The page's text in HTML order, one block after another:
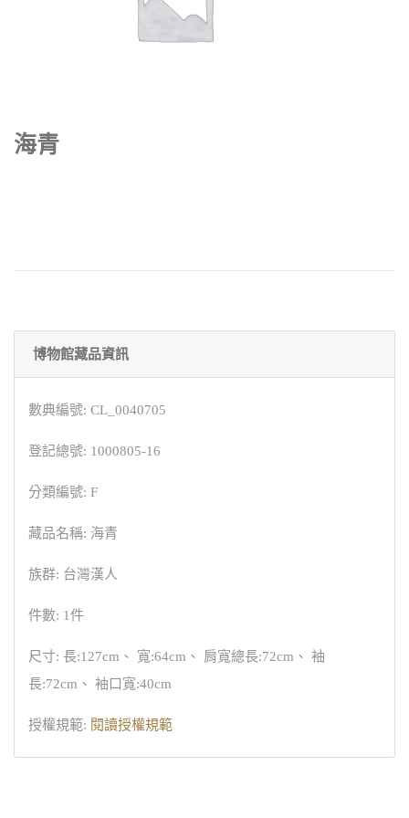
海青
博物館藏品資訊
數典編號: CL_0040705
登記總號: 1000805-16
分類編號: F
藏品名稱: 海青
族群: 台灣漢人
件數: 1件
尺寸: 長:127cm、 寬:64cm、 肩寬總長:72cm、 袖
長:72cm、 袖口寬:40cm
授權規範: 閱讀授權規範